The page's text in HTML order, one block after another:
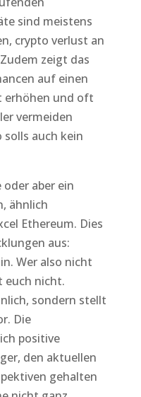
sind meistens
crypto verlust an
zeigt das
auf einen
erhöhen und oft
vermeiden
solls auch kein
aber ein
ähnlich
Ethereum. Dies
aus:
Wer also nicht
euch nicht.
sondern stellt
Die
positive
den aktuellen
gehalten